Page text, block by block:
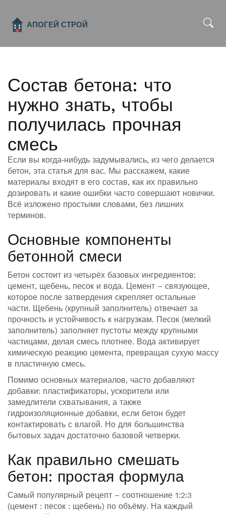
Состав бетона: что
нужно знать, чтобы
получилась прочная
смесь
Если вы когда‑нибудь задумывались, из чего делается
бетон, эта статья для вас. Мы расскажем, какие
материалы входят в его состав, как их правильно
дозировать и какие ошибки часто совершают новички.
Всё изложено простыми словами, без лишних
терминов.
Основные компоненты
бетонной смеси
Бетон состоит из четырёх базовых ингредиентов:
цемент, щебень, песок и вода. Цемент – связующее,
которое после затвердения скрепляет остальные
части. Щебень (крупный заполнитель) отвечает за
прочность и устойчивость к нагрузкам. Песок (мелкий
заполнитель) заполняет пустоты между крупными
частицами, делая смесь плотнее. Вода активирует
химическую реакцию цемента, превращая сухую массу
в пластичную смесь.
Помимо основных материалов, часто добавляют
добавки: пластификаторы, ускорители или
замедлители схватывания, а также
гидроизоляционные добавки, если бетон будет
контактировать с влагой. Но для большинства
бытовых задач достаточно базовой четверки.
Как правильно смешать
бетон: простая формула
Самый популярный рецепт – соотношение 1:2:3
(цемент : песок : щебень) по объёму. На каждый